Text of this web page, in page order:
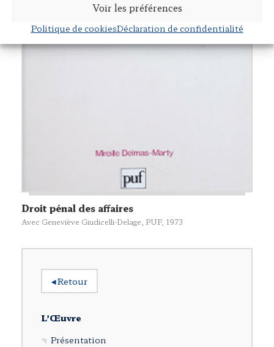
Voir les préférences
Politique de cookiesDéclaration de confidentialité
Droit pénal des affaires
Avec Geneviève Giudicelli-Delage, PUF, 1973
◂Retour
L’Œuvre
Présentation